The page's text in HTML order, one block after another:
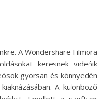
A Wondershare Filmora
keresnek videóik
gyorsan és könnyedén
A különböző